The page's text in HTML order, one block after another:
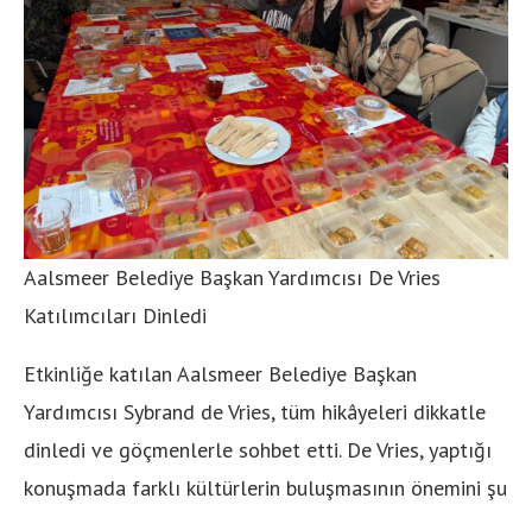
Aalsmeer Belediye Başkan Yardımcısı De Vries
Katılımcıları Dinledi
Etkinliğe katılan Aalsmeer Belediye Başkan
Yardımcısı Sybrand de Vries, tüm hikâyeleri dikkatle
dinledi ve göçmenlerle sohbet etti. De Vries, yaptığı
konuşmada farklı kültürlerin buluşmasının önemini şu